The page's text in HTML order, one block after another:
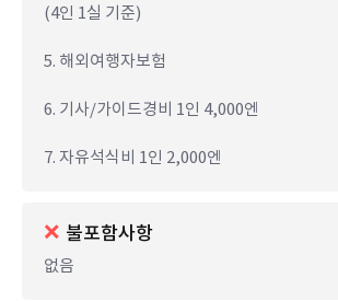
(4인 1실 기준)
5. 해외여행자보험
6. 기사/가이드경비 1인 4,000엔
7. 자유석식비 1인 2,000엔
불포함사항
없음